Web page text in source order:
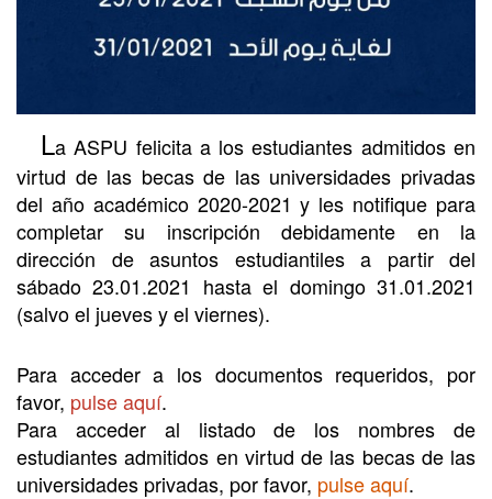
La ASPU felicita a los estudiantes admitidos en
virtud de las becas de las universidades privadas
del año académico 2020-2021 y les notifique para
completar su inscripción debidamente en la
dirección de asuntos estudiantiles a partir del
sábado 23.01.2021 hasta el domingo 31.01.2021
(salvo el jueves y el viernes).
Para acceder a los documentos requeridos, por
favor, pulse aquí.
Para acceder al listado de los nombres de
estudiantes admitidos en virtud de las becas de las
universidades privadas, por favor, pulse aquí.